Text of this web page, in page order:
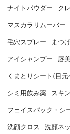
ナイトパウダー ク
マスカラリムーバー
毛穴スプレー まつ
アイシャンプー 唇
くまとりシート(目
シミ用飲み薬 スキ
フェイスパック・シ
洗顔クロス 洗顔ネ